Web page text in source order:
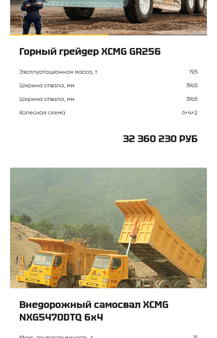
Горный грейдер XCMG GR256
Эксплуатационная масса, т
19,5
Ширина отвала, мм
3965
Ширина отвала, мм
3965
Колесная схема
6×4×2
32 360 230 РУБ
Внедорожный самосвал XCMG
NXG5470DTQ 6х4